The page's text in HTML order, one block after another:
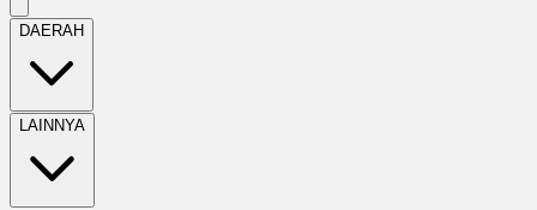
DAERAH
LAINNYA